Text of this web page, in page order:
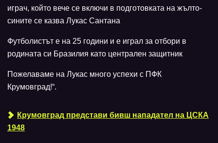
играч, който вече се включи в подготовката на жълто-
сините се казва Лукас Сантана
Футболистът е на 25 години и е играл за отбори в
родината си Бразилия като централен защитник
Пожелаваме на Лукас много успехи с ПФК
Крумовград!“.
Крумовград представи бивш нападател на ЦСКА
1948